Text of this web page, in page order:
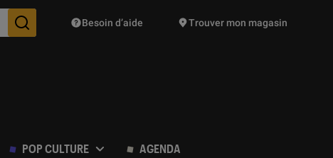
Des suggestions de produits vont vous être proposées
Besoin d’aide Trouver mon magasin
POP CULTURE AGENDA